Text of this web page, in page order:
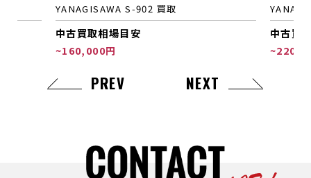
PREV
YANAGISAWA S-902 買取
中古買取相場目安
~160,000円
中古買
NEXT